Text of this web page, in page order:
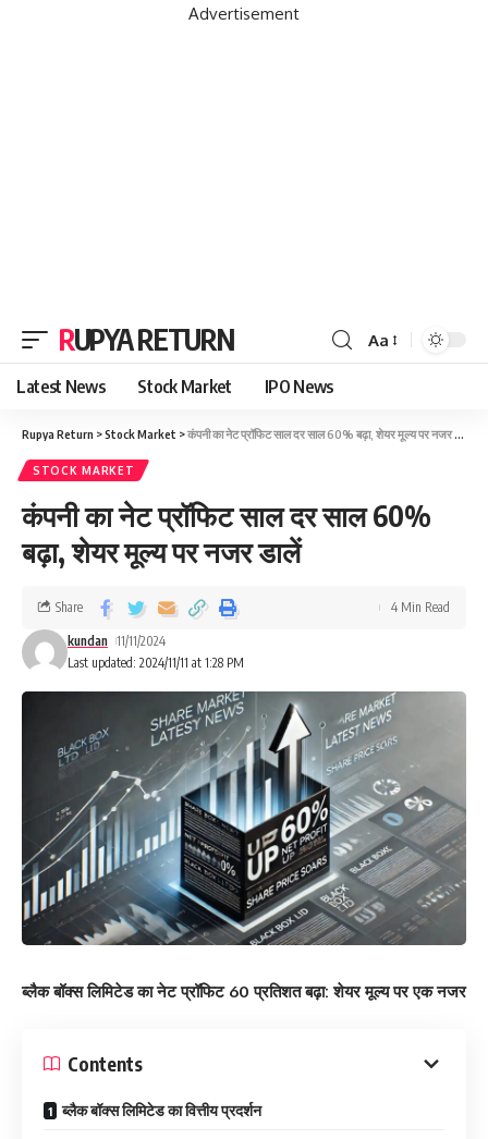
Advertisement
RUPYA RETURN Aa
Latest News Stock Market IPO News
Rupya Return >Stock Market >कंपनी का नेट प्रॉफिट साल दर साल 60% बढ़ा, शेयर मूल्य पर नजर डालें
STOCK MARKET
कंपनी का नेट प्रॉफिट साल दर साल 60%
बढ़ा, शेयर मूल्य पर नजर डालें
Last updated: 2024/11/11 at 1:28 PM
kundan 11/11/2024
Share 4 Min Read
ब्लैक बॉक्स लिमिटेड का नेट प्रॉफिट 60 प्रतिशत बढ़ा: शेयर मूल्य पर एक नजर
Contents
ब्लैक बॉक्स लिमिटेड का वित्तीय प्रदर्शन